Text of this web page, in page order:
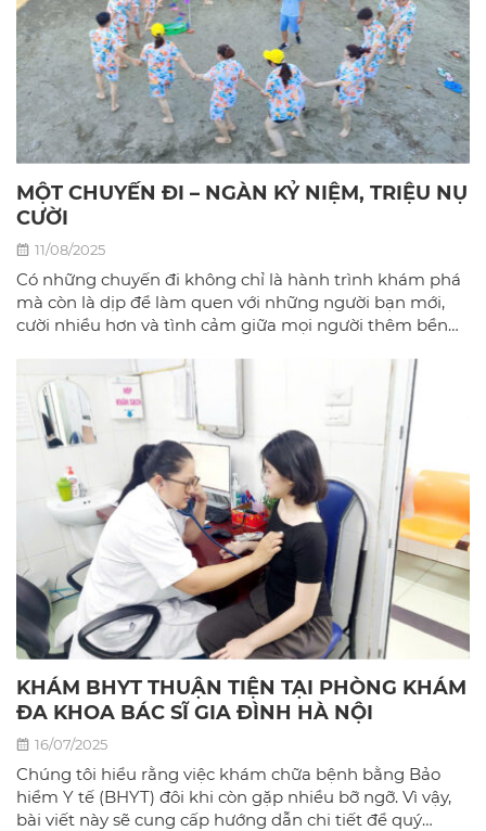
MỘT CHUYẾN ĐI – NGÀN KỶ NIỆM, TRIỆU NỤ
CƯỜI
11/08/2025
Có những chuyến đi không chỉ là hành trình khám phá
mà còn là dịp để làm quen với những người bạn mới,
cười nhiều hơn và tình cảm giữa mọi người thêm bền
KHÁM BHYT THUẬN TIỆN TẠI PHÒNG KHÁM
ĐA KHOA BÁC SĨ GIA ĐÌNH HÀ NỘI
16/07/2025
Chúng tôi hiểu rằng việc khám chữa bệnh bằng Bảo
hiểm Y tế (BHYT) đôi khi còn gặp nhiều bỡ ngỡ. Vì vậy,
bài viết này sẽ cung cấp hướng dẫn chi tiết để quý